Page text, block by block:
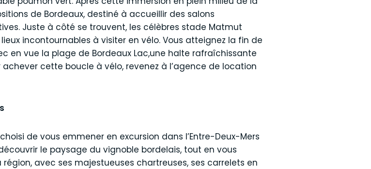
de Bordeaux, destiné à accueillir des salons
Juste à côté se trouvent, les célèbres stade Matmut
incontournables à visiter en vélo. Vous atteignez la fin de
en vue la plage de Bordeaux Lac,une halte rafraîchissante
cette boucle à vélo, revenez à l’agence de location
de vous emmener en excursion dans l’Entre-Deux-Mers
le paysage du vignoble bordelais, tout en vous
avec ses majestueuses chartreuses, ses carrelets en